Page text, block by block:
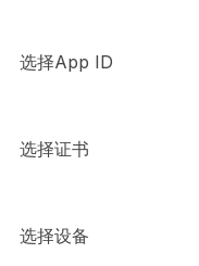
选择App ID
选择证书
选择设备